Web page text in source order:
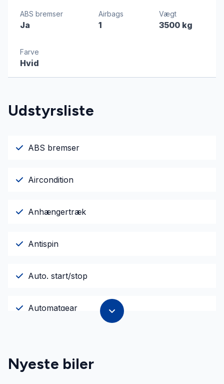
ABS bremser
Ja
Airbags
1
Vægt
3500 kg
Farve
Hvid
Udstyrsliste
ABS bremser
Aircondition
Anhængertræk
Antispin
Auto. start/stop
Automatgear
Bakkamera
Nyeste biler